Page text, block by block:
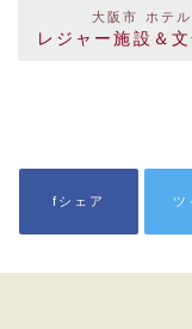
大阪市 ホテル
レジャー施設＆
fシェア ツ